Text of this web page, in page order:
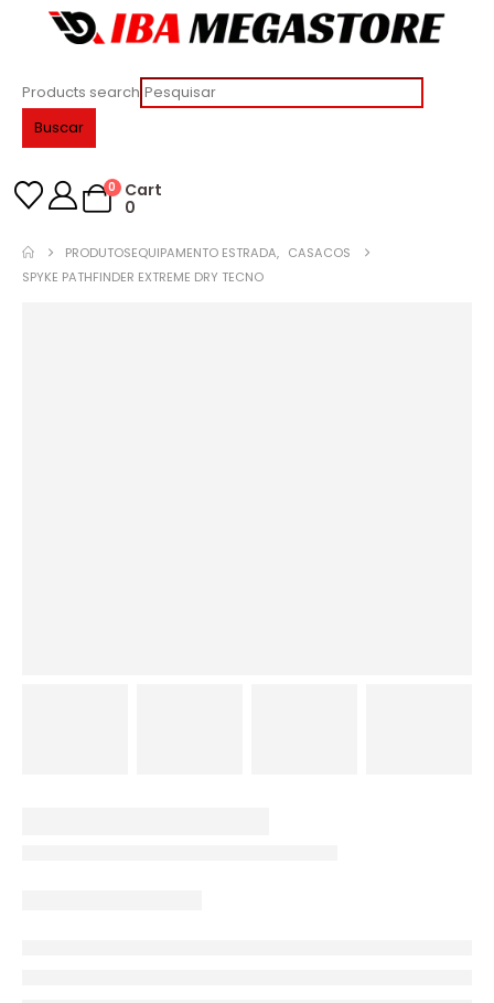
Products search
Buscar
0
Cart
0
PRODUTOSEQUIPAMENTO ESTRADA, CASACOS
SPYKE PATHFINDER EXTREME DRY TECNO